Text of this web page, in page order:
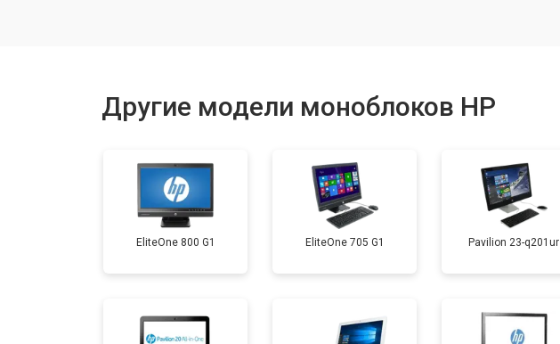
Другие модели моноблоков HP
EliteOne 800 G1 EliteOne 705 G1 Pavilion 23-q201ur